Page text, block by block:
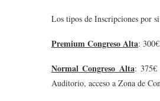
Los tipos de Inscripciones por
Premium Congreso Alta:
Normal Congreso Alta: 375€
Auditorio, acceso a Zona de